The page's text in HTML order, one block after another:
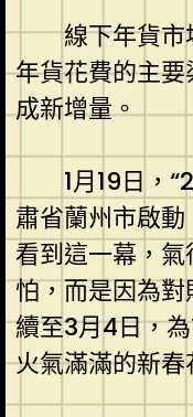
線下年貨
年貨花費的主
成新增量。
1月19日，
肅省蘭州市啟
看到這一幕，
怕，而是因為
續至3月4日，
火氣滿滿的新